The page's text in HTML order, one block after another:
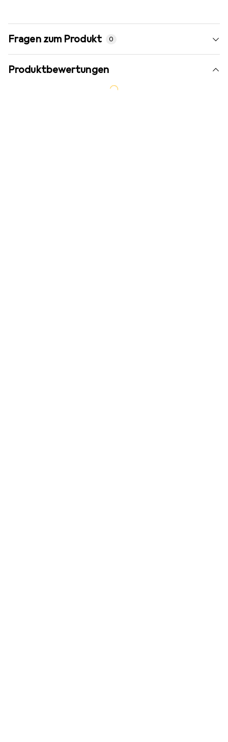
Fragen zum Produkt 0
Produktbewertungen